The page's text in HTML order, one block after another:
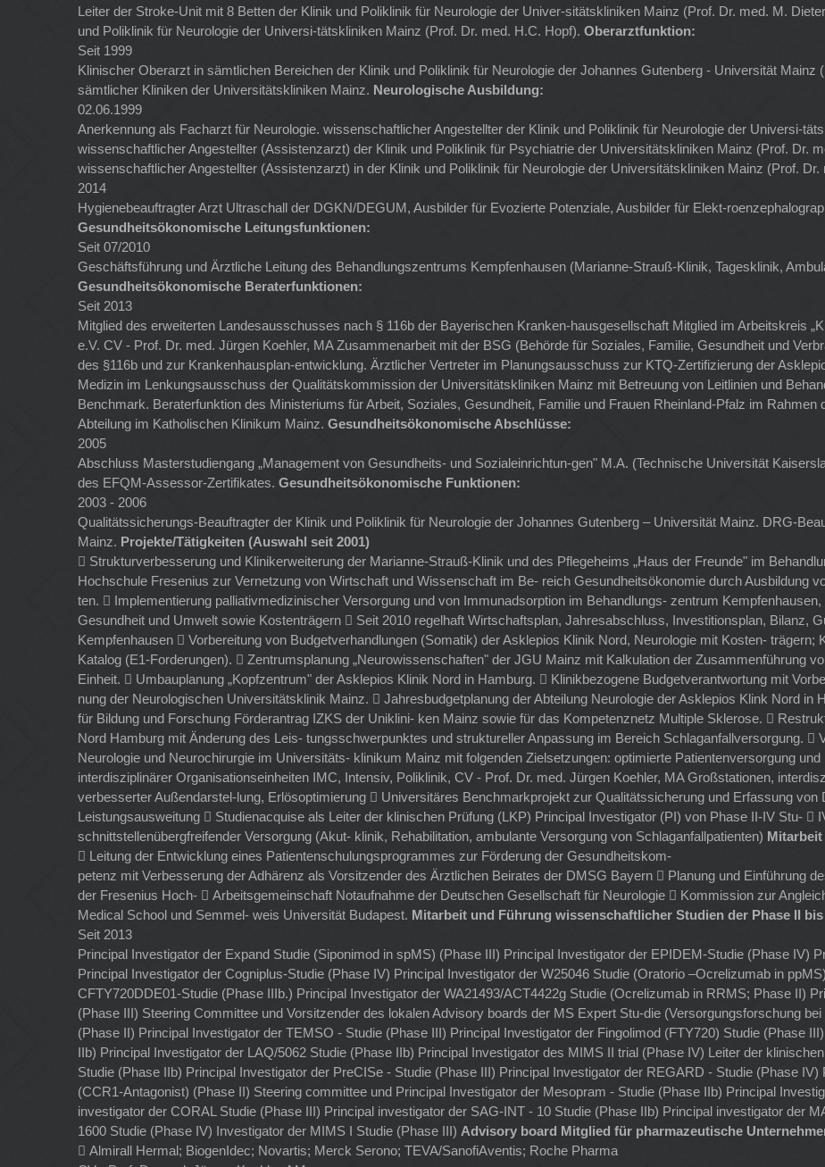
Leiter der Stroke-Unit mit 8 Betten der Klinik und Poliklinik für Neurologie der Univer-sitätskliniken Mainz (Prof. Dr. med. M.
und Poliklinik für Neurologie der Universi-tätskliniken Mainz (Prof. Dr. med. H.C. Hopf). Oberarztfunktion:
Seit 1999
Klinischer Oberarzt in sämtlichen Bereichen der Klinik und Poliklinik für Neurologie der Johannes Gutenberg - Universität Mainz
sämtlicher Kliniken der Universitätskliniken Mainz. Neurologische Ausbildung:
02.06.1999
Anerkennung als Facharzt für Neurologie. wissenschaftlicher Angestellter der Klinik und Poliklinik für Neurologie der Universi-
wissenschaftlicher Angestellter (Assistenzarzt) der Klinik und Poliklinik für Psychiatrie der Universitätskliniken Mainz (Prof. Dr.
wissenschaftlicher Angestellter (Assistenzarzt) in der Klinik und Poliklinik für Neurologie der Universitätskliniken Mainz (Prof. Dr.
2014
Hygienebeauftragter Arzt Ultraschall der DGKN/DEGUM, Ausbilder für Evozierte Potenziale, Ausbilder für Elekt-
Gesundheitsökonomische Leitungsfunktionen:
Seit 07/2010
Geschäftsführung und Ärztliche Leitung des Behandlungszentrums Kempfenhausen (Marianne-Strauß-Klinik, Tagesklinik,
Gesundheitsökonomische Beraterfunktionen:
Seit 2013
Mitglied des erweiterten Landesausschusses nach § 116b der Bayerischen Kranken-hausgesellschaft Mitglied im Arbeitskreis
e.V. CV - Prof. Dr. med. Jürgen Koehler, MA Zusammenarbeit mit der BSG (Behörde für Soziales, Familie, Gesundheit und
des §116b und zur Krankenhausplan-entwicklung. Ärztlicher Vertreter im Planungsausschuss zur KTQ-Zertifizierung der
Medizin im Lenkungsausschuss der Qualitätskommission der Universitätskliniken Mainz mit Betreuung von Leitlinien und
Benchmark. Beraterfunktion des Ministeriums für Arbeit, Soziales, Gesundheit, Familie und Frauen Rheinland-Pfalz im
Abteilung im Katholischen Klinikum Mainz. Gesundheitsökonomische Abschlüsse:
2005
Abschluss Masterstudiengang „Management von Gesundheits- und Sozialeinrichtun-gen" M.A. (Technische Universität
des EFQM-Assessor-Zertifikates. Gesundheitsökonomische Funktionen:
2003 - 2006
Qualitätssicherungs-Beauftragter der Klinik und Poliklinik für Neurologie der Johannes Gutenberg – Universität Mainz. DRG-
Mainz. Projekte/Tätigkeiten (Auswahl seit 2001)
 Strukturverbesserung und Klinikerweiterung der Marianne-Strauß-Klinik und des Pflegeheims „Haus der Freunde" im
Hochschule Fresenius zur Vernetzung von Wirtschaft und Wissenschaft im Be- reich Gesundheitsökonomie durch Ausbildung
ten.  Implementierung palliativmedizinischer Versorgung und von Immunadsorption im Behandlungs- zentrum
Gesundheit und Umwelt sowie Kostenträgern  Seit 2010 regelhaft Wirtschaftsplan, Jahresabschluss, Investitionsplan, Bilanz,
Kempfenhausen  Vorbereitung von Budgetverhandlungen (Somatik) der Asklepios Klinik Nord, Neurologie mit Kosten- trägern;
Katalog (E1-Forderungen).  Zentrumsplanung „Neurowissenschaften" der JGU Mainz mit Kalkulation der Zusammenführung
Einheit.  Umbauplanung „Kopfzentrum" der Asklepios Klinik Nord in Hamburg.  Klinikbezogene Budgetverantwortung mit
nung der Neurologischen Universitätsklinik Mainz.  Jahresbudgetplanung der Abteilung Neurologie der Asklepios Klink Nord in
für Bildung und Forschung Förderantrag IZKS der Uniklini- ken Mainz sowie für das Kompetenznetz Multiple Sklerose. 
Nord Hamburg mit Änderung des Leis- tungsschwerpunktes und struktureller Anpassung im Bereich Schlaganfallversorgung. 
Neurologie und Neurochirurgie im Universitäts- klinikum Mainz mit folgenden Zielsetzungen: optimierte Patientenversorgung
interdisziplinärer Organisationseinheiten IMC, Intensiv, Poliklinik, CV - Prof. Dr. med. Jürgen Koehler, MA Großstationen,
verbesserter Außendarstel-lung, Erlösoptimierung  Universitäres Benchmarkprojekt zur Qualitätssicherung und Erfassung von
Leistungsausweitung  Studienacquise als Leiter der klinischen Prüfung (LKP) Principal Investigator (PI) von Phase II-IV Stu- 
schnittstellenübergfreifender Versorgung (Akut- klinik, Rehabilitation, ambulante Versorgung von Schlaganfallpatienten) Mitarbeit
 Leitung der Entwicklung eines Patientenschulungsprogrammes zur Förderung der Gesundheitskom-
petenz mit Verbesserung der Adhärenz als Vorsitzender des Ärztlichen Beirates der DMSG Bayern  Planung und Einführung
der Fresenius Hoch-  Arbeitsgemeinschaft Notaufnahme der Deutschen Gesellschaft für Neurologie  Kommission zur
Medical School und Semmel- weis Universität Budapest. Mitarbeit und Führung wissenschaftlicher Studien der Phase II bis
Seit 2013
Principal Investigator der Expand Studie (Siponimod in spMS) (Phase III) Principal Investigator der EPIDEM-Studie (Phase IV)
Principal Investigator der Cogniplus-Studie (Phase IV) Principal Investigator der W25046 Studie (Oratorio –Ocrelizumab in
CFTY720DDE01-Studie (Phase IIIb.) Principal Investigator der WA21493/ACT4422g Studie (Ocrelizumab in RRMS; Phase II)
(Phase III) Steering Committee und Vorsitzender des lokalen Advisory boards der MS Expert Stu-die (Versorgungsforschung
(Phase II) Principal Investigator der TEMSO - Studie (Phase III) Principal Investigator der Fingolimod (FTY720) Studie (Phase
IIb) Principal Investigator der LAQ/5062 Studie (Phase IIb) Principal Investigator des MIMS II trial (Phase IV) Leiter der
Studie (Phase IIb) Principal Investigator der PreCISe - Studie (Phase III) Principal Investigator der REGARD - Studie (Phase
(CCR1-Antagonist) (Phase II) Steering committee und Principal Investigator der Mesopram - Studie (Phase IIb) Principal
investigator der CORAL Studie (Phase III) Principal investigator der SAG-INT - 10 Studie (Phase IIb) Principal investigator der
1600 Studie (Phase IV) Investigator der MIMS I Studie (Phase III) Advisory board Mitglied für pharmazeutische
 Almirall Hermal; BiogenIdec; Novartis; Merck Serono; TEVA/SanofiAventis; Roche Pharma